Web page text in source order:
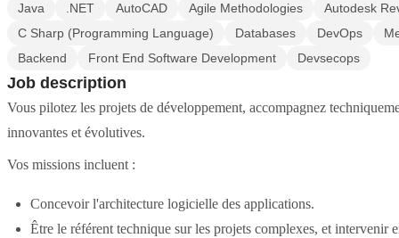
Java .NET AutoCAD Agile Methodologies
Autodesk
C Sharp (Programming Language)
Databases DevOps
Backend
Front End Software Development Devsecops
Job description
Vous pilotez les projets de développement, accompagnez
innovantes et évolutives.
Vos missions incluent :
Concevoir l'architecture logicielle des applications.
Être le référent technique sur les projets complexes, et intervenir